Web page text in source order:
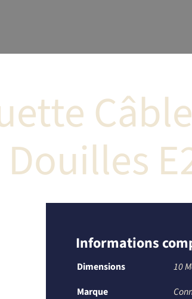
Informations
Dimensions
10
Marque